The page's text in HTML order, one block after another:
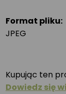
Format pliku:
JPEG
Kupując ten
Dowiedz się